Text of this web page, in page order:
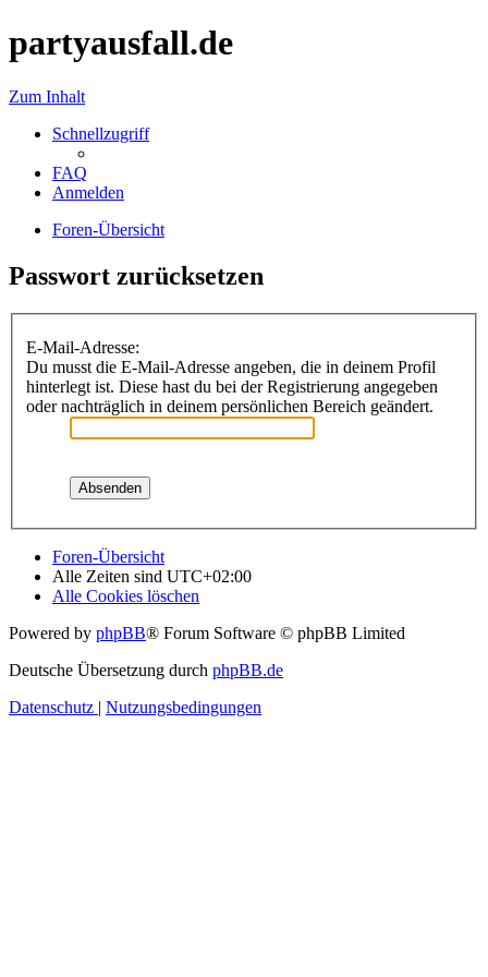
partyausfall.de
Zum Inhalt
Schnellzugriff
FAQ
Anmelden
Foren-Übersicht
Passwort zurücksetzen
E-Mail-Adresse:
Du musst die E-Mail-Adresse angeben, die in deinem Profil
hinterlegt ist. Diese hast du bei der Registrierung angegeben
oder nachträglich in deinem persönlichen Bereich geändert.
Foren-Übersicht
Alle Zeiten sind UTC+02:00
Alle Cookies löschen
Powered by phpBB® Forum Software © phpBB Limited
Deutsche Übersetzung durch phpBB.de
Datenschutz | Nutzungsbedingungen